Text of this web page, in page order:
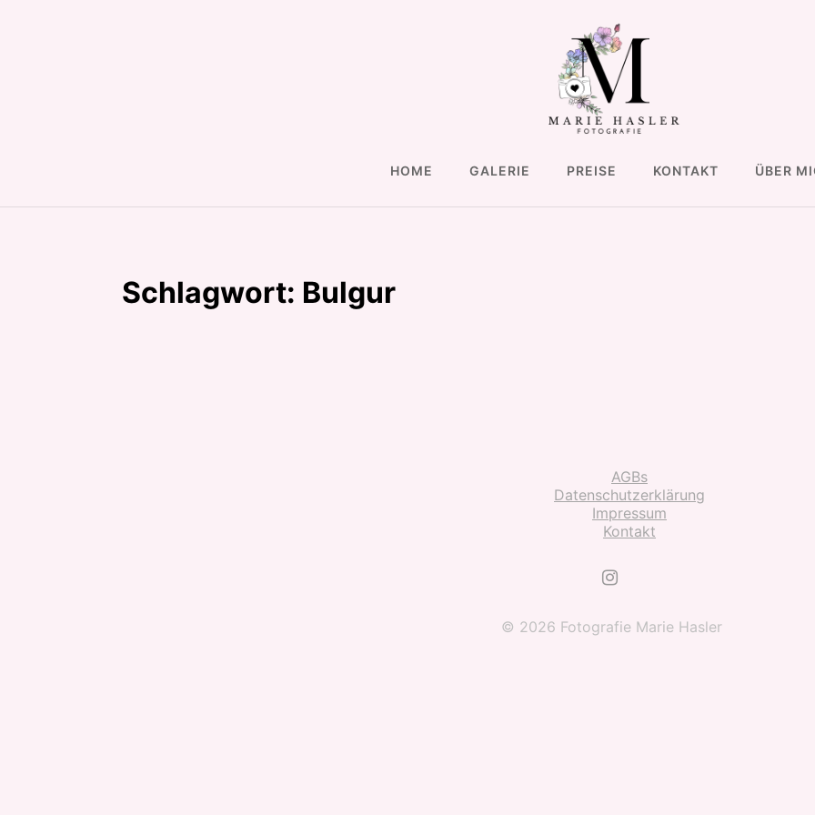
HOME GALERIE PREISE KONTAKT ÜBER
Schlagwort: Bulgur
AGBs
Datenschutzerklärung
Impressum
Kontakt
© 2026 Fotografie Marie Hasler